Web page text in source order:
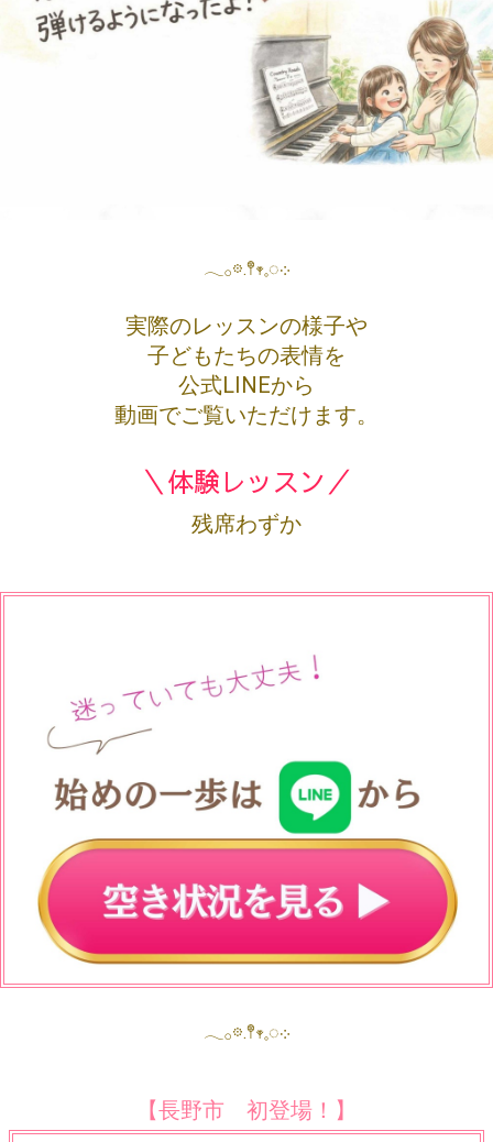
𓂃𓂂𖡼.𖤣𖥧𓈒◌܀
実際のレッスンの様子や
子どもたちの表情を
公式LINEから
動画でご覧いただけます。
＼体験レッスン／
残席わずか
𓂃𓂂𖡼.𖤣𖥧𓈒◌܀
【長野市 初登場！】